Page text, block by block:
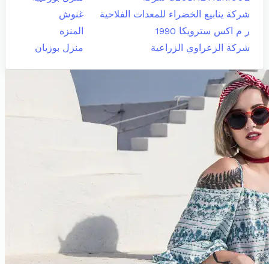
شركة ينابيع الخضراء للمعدات الفلاحية
غنوش
ر م اكس سترويكا 1990
المنزه
شركة الزعراوي الزراعية
منزل بوزيان